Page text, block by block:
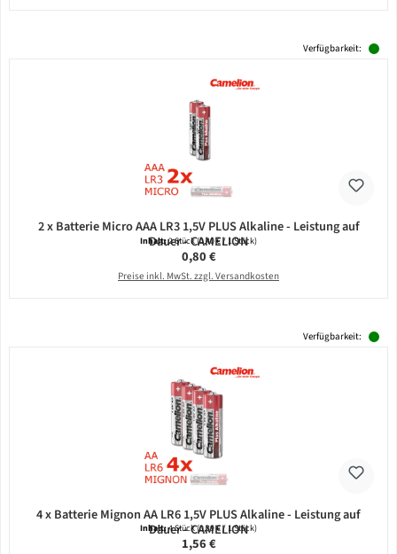
Verfügbarkeit:
2 x Batterie Micro AAA LR3 1,5V PLUS Alkaline - Leistung auf
Dauer - CAMELION
Inhalt:2 Stück(0,40 € / 1 Stück)
Regulärer Preis:
0,80 €
Preise inkl. MwSt. zzgl. Versandkosten
Verfügbarkeit:
4 x Batterie Mignon AA LR6 1,5V PLUS Alkaline - Leistung auf
Dauer - CAMELION
Inhalt:4 Stück(0,39 € / 1 Stück)
Regulärer Preis:
1,56 €